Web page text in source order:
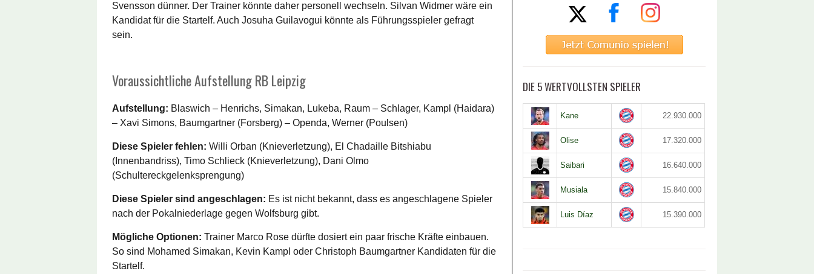
Svensson dünner. Der Trainer könnte daher personell wechseln. Silvan Widmer wäre ein
Kandidat für die Startelf. Auch Josuha Guilavogui könnte als Führungsspieler gefragt
sein.
Voraussichtliche Aufstellung RB Leipzig
Aufstellung: Blaswich – Henrichs, Simakan, Lukeba, Raum – Schlager, Kampl (Haidara)
– Xavi Simons, Baumgartner (Forsberg) – Openda, Werner (Poulsen)
Diese Spieler fehlen: Willi Orban (Knieverletzung), El Chadaille Bitshiabu
(Innenbandriss), Timo Schlieck (Knieverletzung), Dani Olmo
(Schultereckgelenksprengung)
Diese Spieler sind angeschlagen: Es ist nicht bekannt, dass es angeschlagene Spieler
nach der Pokalniederlage gegen Wolfsburg gibt.
Mögliche Optionen: Trainer Marco Rose dürfte dosiert ein paar frische Kräfte einbauen.
So sind Mohamed Simakan, Kevin Kampl oder Christoph Baumgartner Kandidaten für die
Startelf.
DIE 5 WERTVOLLSTEN SPIELER
Kane 22.930.000
Olise 17.320.000
Saibari 16.640.000
Musiala 15.840.000
Luis Díaz 15.390.000